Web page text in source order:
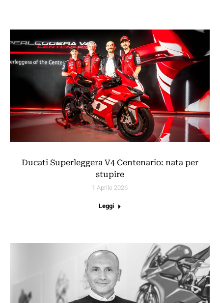
Ducati Superleggera V4 Centenario: nata per
stupire
1 Aprile 2026
Leggi